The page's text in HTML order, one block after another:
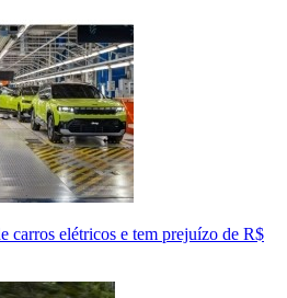
carros elétricos e tem prejuízo de R$